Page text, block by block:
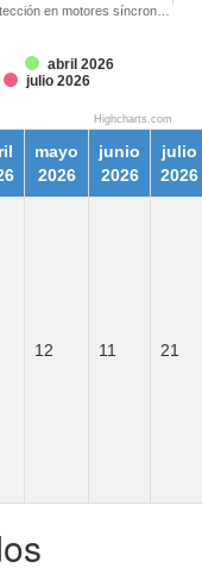
abril 2026
julio 2026
en motores síncron…
Highcharts.com
mayo
2026
junio
2026
julio
2026
12 11 21